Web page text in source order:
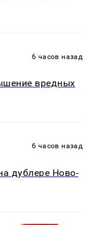
6 часов назад
вредных
6 часов назад
дублере Ново-